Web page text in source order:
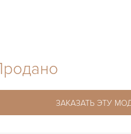
ЗАКАЗАТЬ ЭТУ